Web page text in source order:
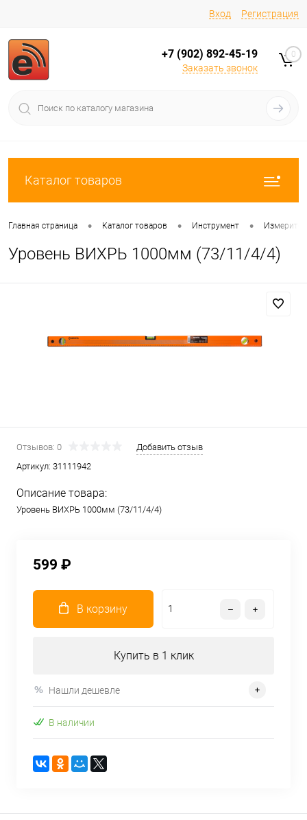
Вход Регистрация
+7 (902) 892-45-19
Заказать звонок
0
Каталог товаров
Главная страница • Каталог товаров • Инструмент •
Уровень ВИХРЬ 1000мм (73/11/4/4)
Отзывов: 0
Добавить отзыв
Артикул: 31111942
Описание товара:
Уровень ВИХРЬ 1000мм (73/11/4/4)
599 ₽
В корзину
Купить в 1 клик
Нашли дешевле
В наличии